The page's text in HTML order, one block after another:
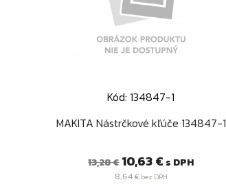
Kód: 134847-1
MAKITA Nástrčkové kľúče 134847-1
Bežná
cena
13,28 € Cena
10,63 € s DPH
8,64 €bez DPH
 Rýchly náhľad